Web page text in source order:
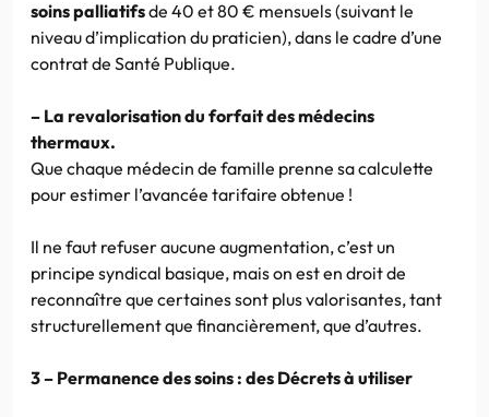
soins palliatifsde 40 et 80 € mensuels (suivant le
niveau d’implication du praticien), dans le cadre d’une
contrat de Santé Publique.
– La revalorisation du forfait des médecins
thermaux.
Que chaque médecin de famille prenne sa calculette
pour estimer l’avancée tarifaire obtenue !
Il ne faut refuser aucune augmentation, c’est un
principe syndical basique, mais on est en droit de
reconnaître que certaines sont plus valorisantes, tant
structurellement que financièrement, que d’autres.
3 – Permanence des soins : des Décrets à utiliser